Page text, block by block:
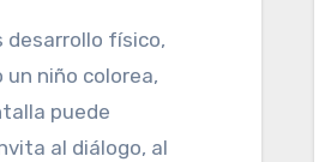
un niño colorea,
puede
al diálogo, al